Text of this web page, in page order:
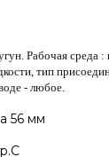
Рабочая среда :
тип
- любое.
56 мм